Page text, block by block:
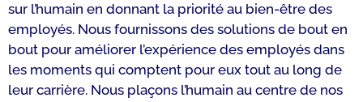
sur l’humain en donnant la priorité au bien-être des
employés. Nous fournissons des solutions de bout en
bout pour améliorer l’expérience des employés dans
les moments qui comptent pour eux tout au long de
leur carrière. Nous plaçons l’humain au centre de nos